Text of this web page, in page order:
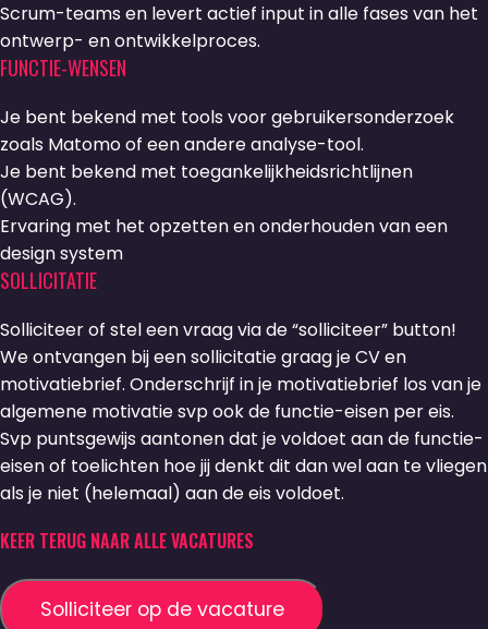
Scrum-teams en levert actief input in alle fases van het
ontwerp- en ontwikkelproces.
FUNCTIE-WENSEN
Je bent bekend met tools voor gebruikersonderzoek
zoals Matomo of een andere analyse-tool.
Je bent bekend met toegankelijkheidsrichtlijnen
(WCAG).
Ervaring met het opzetten en onderhouden van een
design system
SOLLICITATIE
Solliciteer of stel een vraag via de “solliciteer” button!
We ontvangen bij een sollicitatie graag je CV en
motivatiebrief. Onderschrijf in je motivatiebrief los van je
algemene motivatie svp ook de functie-eisen per eis.
Svp puntsgewijs aantonen dat je voldoet aan de functie-
eisen of toelichten hoe jij denkt dit dan wel aan te vliegen
als je niet (helemaal) aan de eis voldoet.
KEER TERUG NAAR ALLE VACATURES